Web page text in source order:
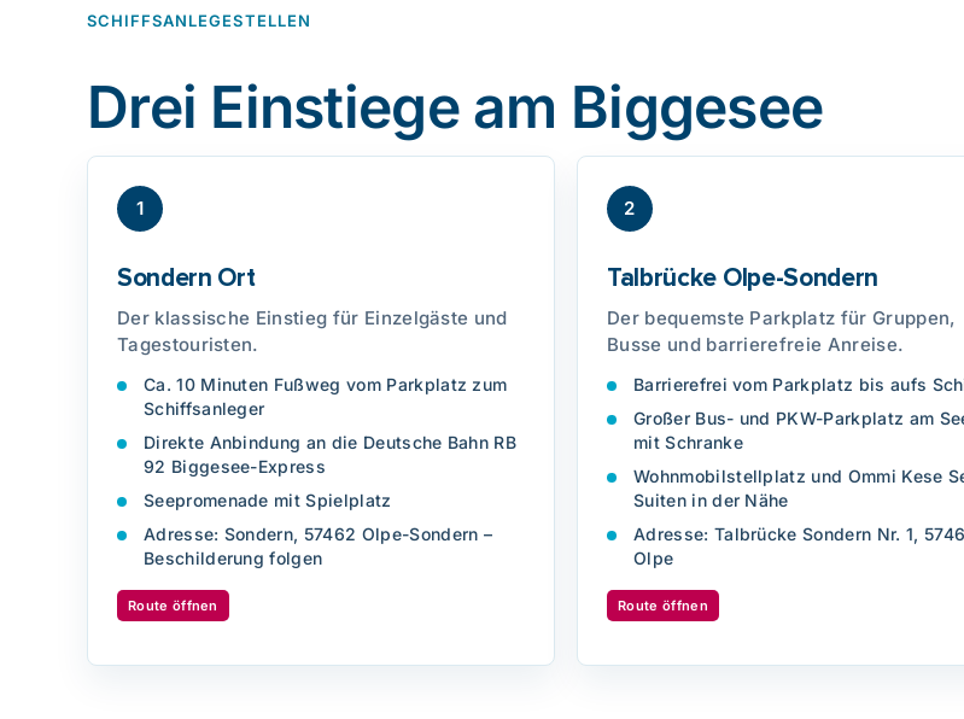
SCHIFFSANLEGESTELLEN
Drei Einstiege am Biggesee
1
Sondern Ort
Der klassische Einstieg für Einzelgäste und
Tagestouristen.
Ca. 10 Minuten Fußweg vom Parkplatz zum
Schiffsanleger
Direkte Anbindung an die Deutsche Bahn RB
92 Biggesee-Express
Seepromenade mit Spielplatz
Adresse: Sondern, 57462 Olpe-Sondern –
Beschilderung folgen
Route öffnen
2
Talbrücke Olpe-Sondern
Der bequemste Parkplatz für Gruppen,
Busse und barrierefreie Anreise.
Barrierefrei vom Parkplatz bis aufs
Großer Bus- und PKW-Parkplatz am
mit Schranke
Wohnmobilstellplatz und Ommi Kese
Suiten in der Nähe
Adresse: Talbrücke Sondern Nr. 1,
Olpe
Route öffnen